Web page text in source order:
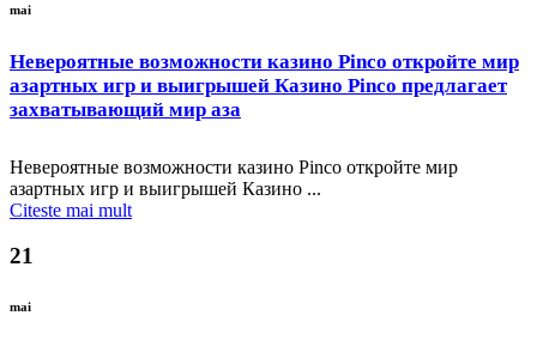
mai
Невероятные возможности казино Pinco откройте мир
азартных игр и выигрышей Казино Pinco предлагает
захватывающий мир аза
Невероятные возможности казино Pinco откройте мир
азартных игр и выигрышей Казино ...
Citeste mai mult
21
mai